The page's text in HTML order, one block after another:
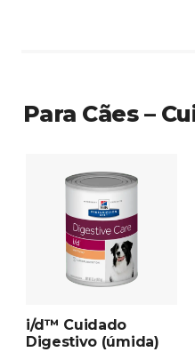
Para Cães –
i/d™ Cuidado
Digestivo (úmida)